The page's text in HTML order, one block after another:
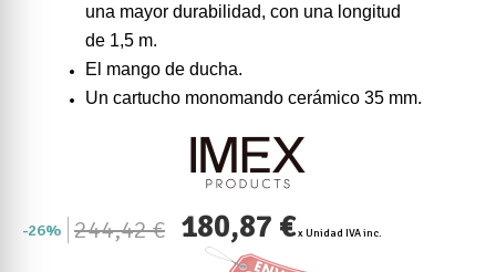
una mayor durabilidad, con una longitud
de 1,5 m.
El mango de ducha.
Un cartucho monomando cerámico 35 mm.
26% 244,42 € 180,87 €x Unidad IVA inc.